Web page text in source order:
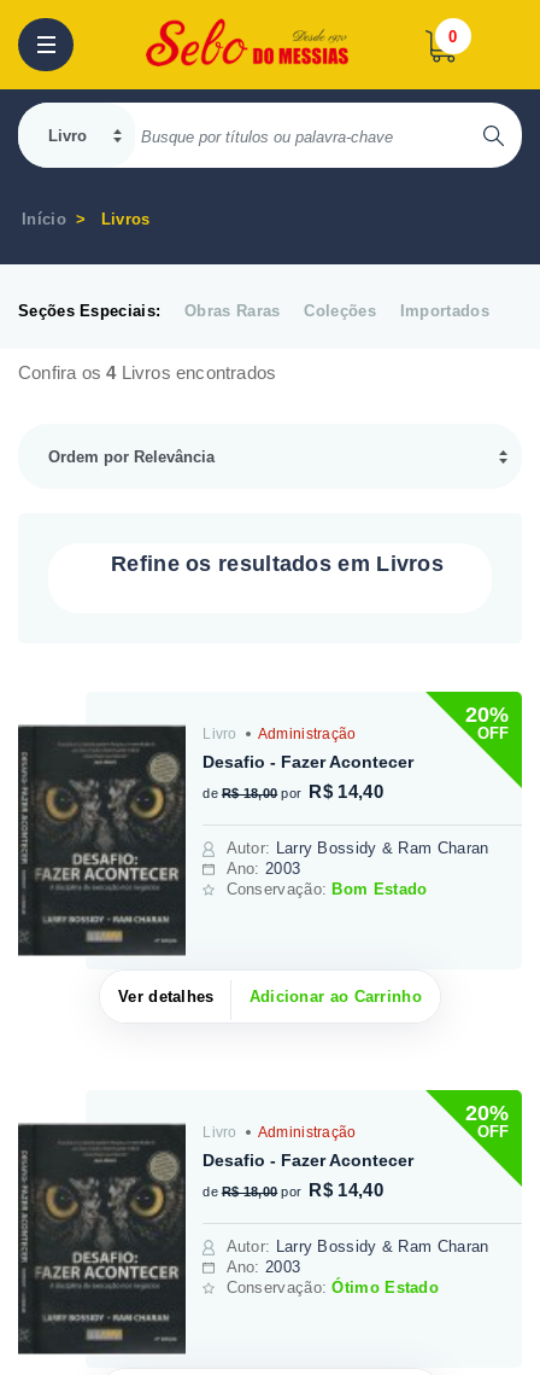
0
Início Livros
Seções Especiais: Obras Raras Coleções Importados
Confira os4Livros encontrados
Refine os resultados em Livros
20%
OFF
Livro Administração
Desafio - Fazer Acontecer
de R$ 18,00 por R$ 14,40
Autor: Larry Bossidy & Ram Charan
Ano: 2003
Conservação:Bom Estado
Ver detalhes Adicionar ao Carrinho
20%
OFF
Livro Administração
Desafio - Fazer Acontecer
de R$ 18,00 por R$ 14,40
Autor:
Larry Bossidy & Ram Charan
Ano: 2003
Conservação:Ótimo Estado